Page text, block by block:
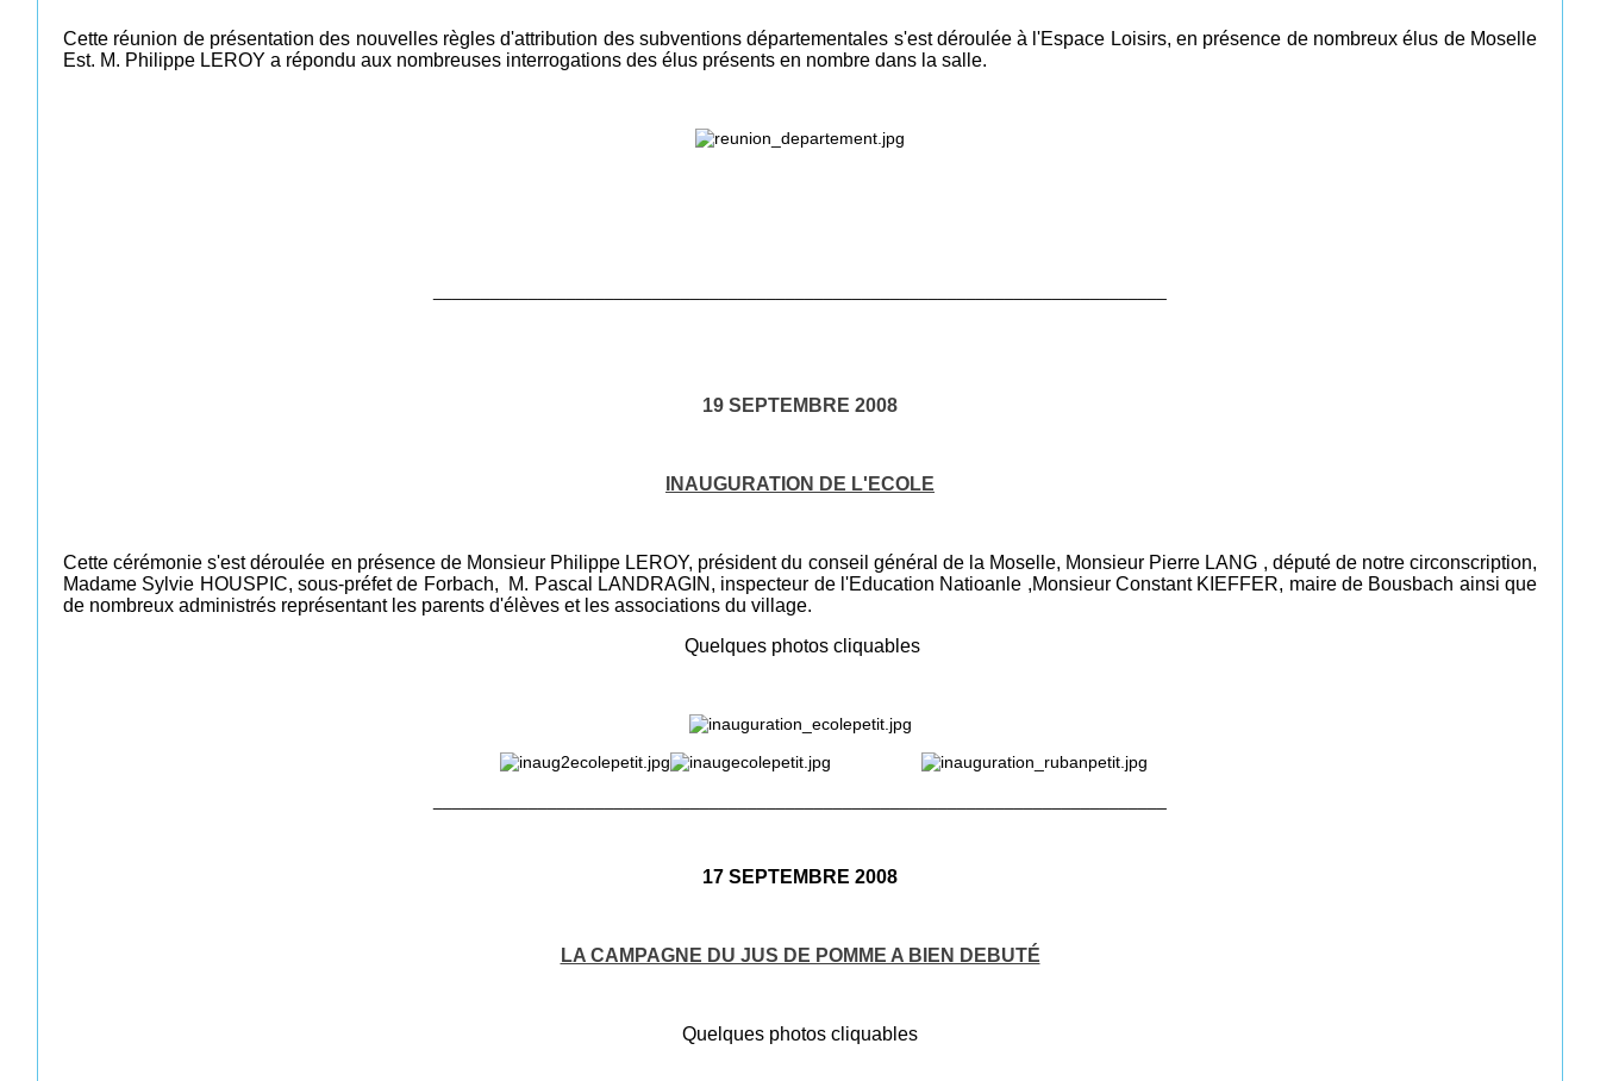
Cette réunion de présentation des nouvelles règles d'attribution des subventions départementales s'est déroulée à l'Espace Loisirs, en présence de nombreux élus de Moselle
Est. M. Philippe LEROY a répondu aux nombreuses interrogations des élus présents en nombre dans la salle.
19 SEPTEMBRE 2008
INAUGURATION DE L'ECOLE
Cette cérémonie s'est déroulée en présence de Monsieur Philippe LEROY, président du conseil général de la Moselle, Monsieur Pierre LANG , député de notre circonscription,
Madame Sylvie HOUSPIC, sous-préfet de Forbach, M. Pascal LANDRAGIN, inspecteur de l'Education Natioanle ,Monsieur Constant KIEFFER, maire de Bousbach ainsi que
de nombreux administrés représentant les parents d'élèves et les associations du village.
Quelques photos cliquables
17 SEPTEMBRE 2008
LA CAMPAGNE DU JUS DE POMME A BIEN DEBUTÉ
Quelques photos cliquables